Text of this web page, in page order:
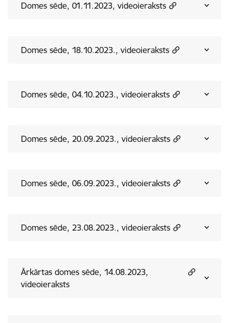
Domes sēde, 01.11.2023, videoieraksts
Domes sēde, 18.10.2023., videoieraksts
Domes sēde, 04.10.2023., videoieraksts
Domes sēde, 20.09.2023., videoieraksts
Domes sēde, 06.09.2023., videoieraksts
Domes sēde, 23.08.2023., videoieraksts
Ārkārtas domes sēde, 14.08.2023,
videoieraksts